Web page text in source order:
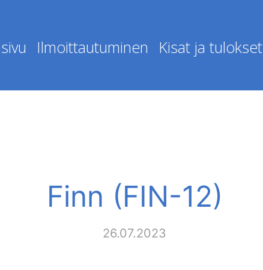
Ilmoittautuminen Kisat ja tulokset
Finn (FIN-12)
26.07.2023